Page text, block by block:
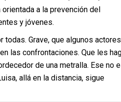
a la prevención del
y jóvenes.
todas. Grave, que algunos
las confrontaciones. Que les
de una metralla. Ese no
allá en la distancia, sigue